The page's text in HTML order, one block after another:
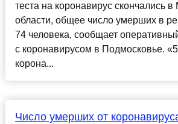
теста на коронавирус скончались в
области, общее число умерших в
74 человека, сообщает
с коронавирусом в Подмосковье.
корона...
Число умерших от